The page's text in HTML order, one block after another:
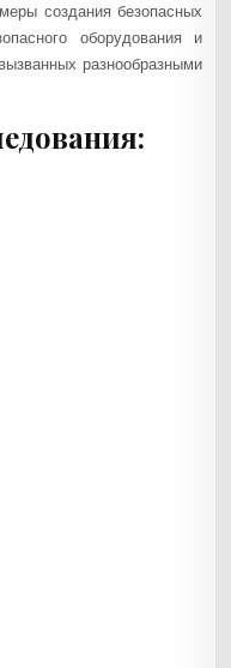
создания безопасных
оборудования и
разнообразными